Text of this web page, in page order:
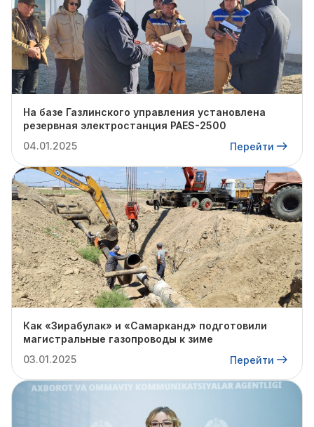
На базе Газлинского управления установлена
резервная электростанция PAES-2500
04.01.2025
Перейти
Как «Зирабулак» и «Самарканд» подготовили
магистральные газопроводы к зиме
03.01.2025
Перейти